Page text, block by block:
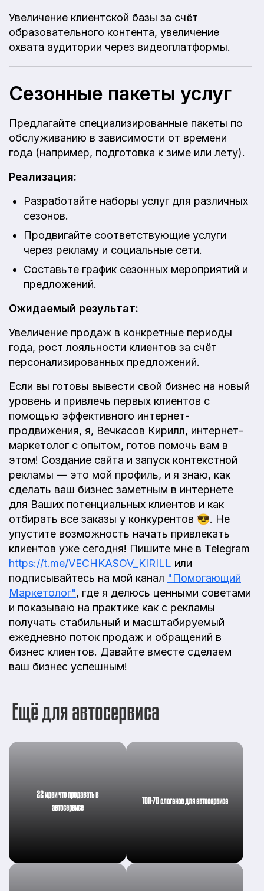
Увеличение клиентской базы за счёт
образовательного контента, увеличение
охвата аудитории через видеоплатформы.
Сезонные пакеты услуг
Предлагайте специализированные пакеты по
обслуживанию в зависимости от времени
года (например, подготовка к зиме или лету).
Реализация:
Разработайте наборы услуг для различных
сезонов.
Продвигайте соответствующие услуги
через рекламу и социальные сети.
Составьте график сезонных мероприятий и
предложений.
Ожидаемый результат:
Увеличение продаж в конкретные периоды
года, рост лояльности клиентов за счёт
персонализированных предложений.
Если вы готовы вывести свой бизнес на новый
уровень и привлечь первых клиентов с
помощью эффективного интернет-
продвижения, я, Вечкасов Кирилл, интернет-
маркетолог с опытом, готов помочь вам в
этом! Создание сайта и запуск контекстной
рекламы — это мой профиль, и я знаю, как
сделать ваш бизнес заметным в интернете
для Ваших потенциальных клиентов и как
отбирать все заказы у конкурентов 😎. Не
упустите возможность начать привлекать
клиентов уже сегодня! Пишите мне в Telegram
https://t.me/VECHKASOV_KIRILL или
подписывайтесь на мой канал "Помогающий
Маркетолог", где я делюсь ценными советами
и показываю на практике как с рекламы
получать стабильный и масштабируемый
ежедневно поток продаж и обращений в
бизнес клиентов. Давайте вместе сделаем
ваш бизнес успешным!
Ещё для автосервиса
22 идеи что продавать в
автосервисе
ТОП-70 слоганов для автосервиса